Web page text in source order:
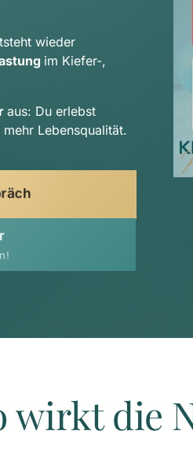
im Kiefer-,
aus: Du erlebst
Lebensqualität.
wirkt die